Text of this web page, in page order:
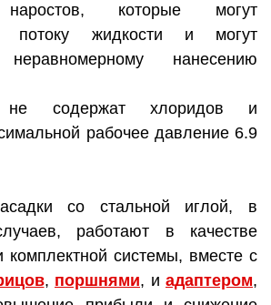
наростов, которые могут
потоку жидкости и могут
нанесению
не содержат хлоридов и
рабочее давление 6.9
со стальной иглой, в
работают в качестве
комплектной системы, вместе с
, поршнями, и адаптером,